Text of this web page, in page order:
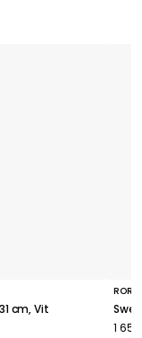
cm, Vit
1